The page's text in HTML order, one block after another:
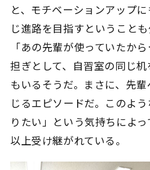
と、モチベーションアップ
じ進路を目指すということも
「あの先輩が使っていた
担ぎとして、自習室の同じ
もいるそうだ。まさに、先
じるエピソードだ。このよ
りたい」という気持ちによ
以上受け継がれている。